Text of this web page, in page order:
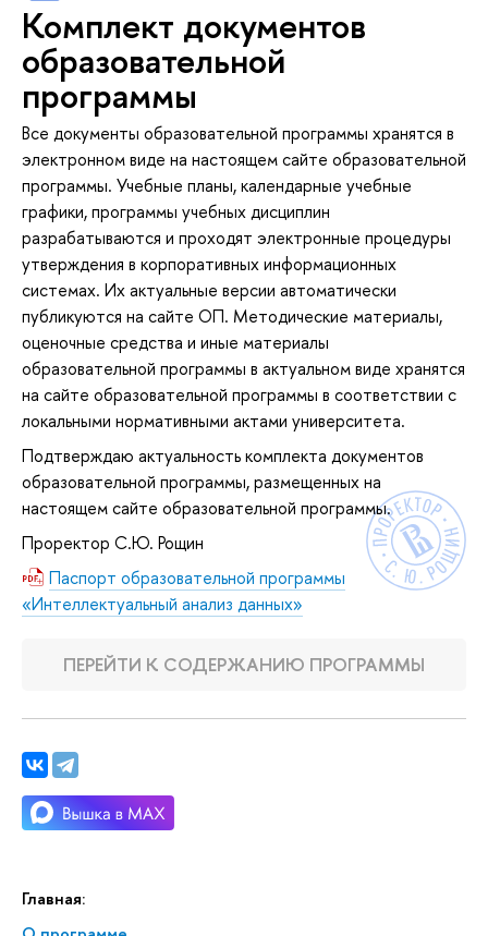
Главная:
Комплект документов
образовательной
программы
Все документы образовательной программы хранятся в
электронном виде на настоящем сайте образовательной
программы. Учебные планы, календарные учебные
графики, программы учебных дисциплин
разрабатываются и проходят электронные процедуры
утверждения в корпоративных информационных
системах. Их актуальные версии автоматически
публикуются на сайте ОП. Методические материалы,
оценочные средства и иные материалы
образовательной программы в актуальном виде хранятся
на сайте образовательной программы в соответствии с
локальными нормативными актами университета.
Подтверждаю актуальность комплекта документов
образовательной программы, размещенных на
настоящем сайте образовательной программы.
Проректор С.Ю. Рощин
Паспорт образовательной программы
«Интеллектуальный анализ данных»
ПЕРЕЙТИ К СОДЕРЖАНИЮ ПРОГРАММЫ